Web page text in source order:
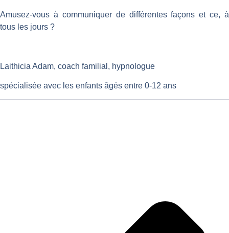
Amusez-vous à communiquer de différentes façons et ce, à
tous les jours ?
Laithicia Adam, coach familial, hypnologue
spécialisée avec les enfants âgés entre 0-12 ans